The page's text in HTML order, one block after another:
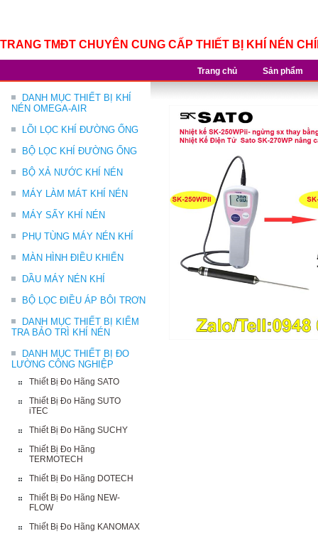
TRANG TMĐT CHUYÊN CUNG CẤP THIẾT BỊ KHÍ NÉN
Trang chủ Sản phẩm
DANH MỤC THIẾT BỊ KHÍ
NÉN OMEGA-AIR
LÕI LỌC KHÍ ĐƯỜNG ỐNG
BỘ LỌC KHÍ ĐƯỜNG ỐNG
BỘ XẢ NƯỚC KHÍ NÉN
MÁY LÀM MÁT KHÍ NÉN
MÁY SẤY KHÍ NÉN
PHỤ TÙNG MÁY NÉN KHÍ
MÀN HÌNH ĐIỀU KHIỂN
DẦU MÁY NÉN KHÍ
BỘ LỌC ĐIỀU ÁP BÔI TRƠN
DANH MỤC THIẾT BỊ KIỂM
TRA BẢO TRÌ KHÍ NÉN
DANH MỤC THIẾT BỊ ĐO
LƯỜNG CÔNG NGHIỆP
Thiết Bị Đo Hãng SATO
Thiết Bị Đo Hãng SUTO
iTEC
Thiết Bị Đo Hãng SUCHY
Thiết Bị Đo Hãng
TERMOTECH
Thiết Bị Đo Hãng DOTECH
Thiết Bị Đo Hãng NEW-
FLOW
Thiết Bị Đo Hãng KANOMAX